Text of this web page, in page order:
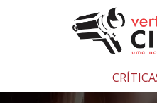
Pular para o conteúdo
Uma
sobre